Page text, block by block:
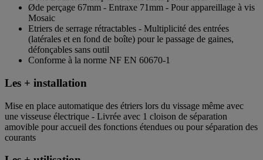
Øde perçage 67mm - Entraxe 71mm - Pour appareillage à vis
Mosaic
Etriers de serrage rétractables - Multiplicité des entrées
(latérales et en fond de boîte) pour le passage de gaines,
défonçables sans outil
Conforme à la norme NF EN 60670-1
Les + installation
Mise en place automatique des étriers lors du vissage même avec
une visseuse électrique - Livrée avec 1 cloison de séparation
amovible pour accueil des fonctions étendues ou pour séparation des
courants